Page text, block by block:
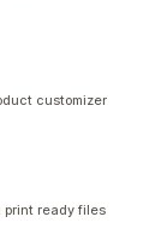
customizer
print ready files